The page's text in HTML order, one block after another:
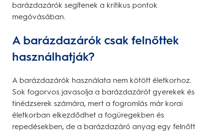
barázdazárók segítenek a kritikus pontok
megóvásában.
A barázdazárók csak felnőttek
használhatják?
A barázdazárók használata nem kötött életkorhoz.
Sok fogorvos javasolja a barázdazárót gyerekek és
tinédzserek számára, mert a fogromlás már korai
életkorban elkezdődhet a fogüregekben és
repedésekben, de a barázdazáró anyag egy felnőtt